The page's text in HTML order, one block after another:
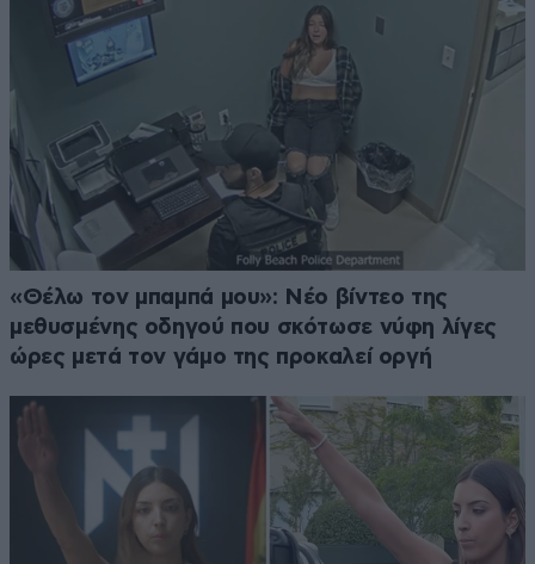
«Θέλω τον μπαμπά μου»: Νέο βίντεο της
μεθυσμένης οδηγού που σκότωσε νύφη λίγες
ώρες μετά τον γάμο της προκαλεί οργή